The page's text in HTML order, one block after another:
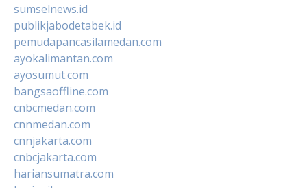
sumselnews.id
publikjabodetabek.id
pemudapancasilamedan.com
ayokalimantan.com
ayosumut.com
bangsaoffline.com
cnbcmedan.com
cnnmedan.com
cnnjakarta.com
cnbcjakarta.com
hariansumatra.com